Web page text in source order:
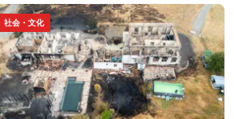
社会・文化